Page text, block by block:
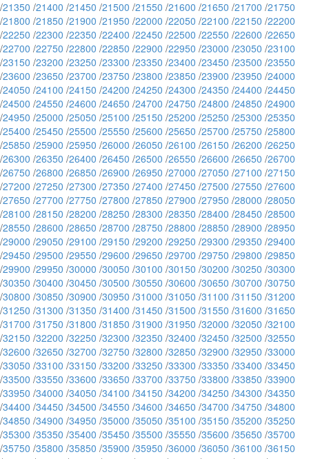
/21350 /21400 /21450 /21500 /21550 /21600 /21650 /21700 /21750
/21800 /21850 /21900 /21950 /22000 /22050 /22100 /22150 /22200
/22250 /22300 /22350 /22400 /22450 /22500 /22550 /22600 /22650
/22700 /22750 /22800 /22850 /22900 /22950 /23000 /23050 /23100
/23150 /23200 /23250 /23300 /23350 /23400 /23450 /23500 /23550
/23600 /23650 /23700 /23750 /23800 /23850 /23900 /23950 /24000
/24050 /24100 /24150 /24200 /24250 /24300 /24350 /24400 /24450
/24500 /24550 /24600 /24650 /24700 /24750 /24800 /24850 /24900
/24950 /25000 /25050 /25100 /25150 /25200 /25250 /25300 /25350
/25400 /25450 /25500 /25550 /25600 /25650 /25700 /25750 /25800
/25850 /25900 /25950 /26000 /26050 /26100 /26150 /26200 /26250
/26300 /26350 /26400 /26450 /26500 /26550 /26600 /26650 /26700
/26750 /26800 /26850 /26900 /26950 /27000 /27050 /27100 /27150
/27200 /27250 /27300 /27350 /27400 /27450 /27500 /27550 /27600
/27650 /27700 /27750 /27800 /27850 /27900 /27950 /28000 /28050
/28100 /28150 /28200 /28250 /28300 /28350 /28400 /28450 /28500
/28550 /28600 /28650 /28700 /28750 /28800 /28850 /28900 /28950
/29000 /29050 /29100 /29150 /29200 /29250 /29300 /29350 /29400
/29450 /29500 /29550 /29600 /29650 /29700 /29750 /29800 /29850
/29900 /29950 /30000 /30050 /30100 /30150 /30200 /30250 /30300
/30350 /30400 /30450 /30500 /30550 /30600 /30650 /30700 /30750
/30800 /30850 /30900 /30950 /31000 /31050 /31100 /31150 /31200
/31250 /31300 /31350 /31400 /31450 /31500 /31550 /31600 /31650
/31700 /31750 /31800 /31850 /31900 /31950 /32000 /32050 /32100
/32150 /32200 /32250 /32300 /32350 /32400 /32450 /32500 /32550
/32600 /32650 /32700 /32750 /32800 /32850 /32900 /32950 /33000
/33050 /33100 /33150 /33200 /33250 /33300 /33350 /33400 /33450
/33500 /33550 /33600 /33650 /33700 /33750 /33800 /33850 /33900
/33950 /34000 /34050 /34100 /34150 /34200 /34250 /34300 /34350
/34400 /34450 /34500 /34550 /34600 /34650 /34700 /34750 /34800
/34850 /34900 /34950 /35000 /35050 /35100 /35150 /35200 /35250
/35300 /35350 /35400 /35450 /35500 /35550 /35600 /35650 /35700
/35750 /35800 /35850 /35900 /35950 /36000 /36050 /36100 /36150